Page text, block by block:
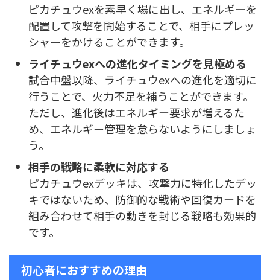
ピカチュウexを素早く場に出し、エネルギーを
配置して攻撃を開始することで、相手にプレッ
シャーをかけることができます。
ライチュウexへの進化タイミングを見極める
試合中盤以降、ライチュウexへの進化を適切に
行うことで、火力不足を補うことができます。
ただし、進化後はエネルギー要求が増えるた
め、エネルギー管理を怠らないようにしましょ
う。
相手の戦略に柔軟に対応する
ピカチュウexデッキは、攻撃力に特化したデッ
キではないため、防御的な戦術や回復カードを
組み合わせて相手の動きを封じる戦略も効果的
です。
初心者におすすめの理由